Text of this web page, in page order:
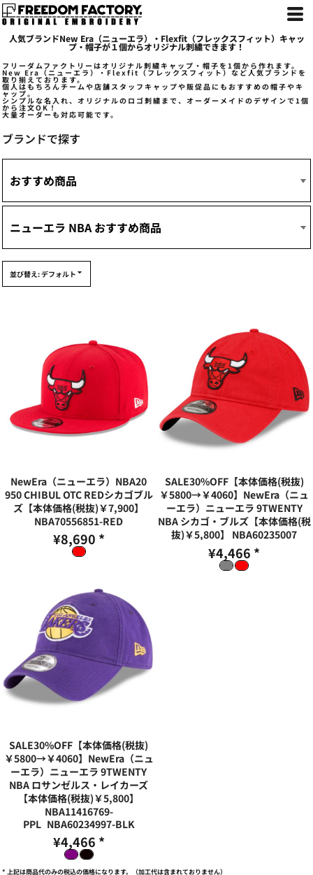
人気ブランドNew Era（ニューエラ）・Flexfit（フレックスフィット）キャッ
プ・帽子が１個からオリジナル刺繍できます！
フリーダムファクトリーはオリジナル刺繍キャップ・帽子を1個から作れます。
New Era（ニューエラ）・Flexfit（フレックスフィット）など人気ブランドを
取り揃えております。
個人はもちろんチームや店舗スタッフキャップや販促品にもおすすめの帽子やキ
ャップ。
シンプルな名入れ、オリジナルのロゴ刺繍まで、オーダーメイドのデザインで1個
から注文OK！
大量オーダーも対応可能です。
ブランドで探す
並び替え: デフォルト
NewEra（ニューエラ）NBA20
950 CHIBUL OTC REDシカゴブル
ズ【本体価格(税抜)￥7,900】
NBA70556851-RED
¥8,690 *
SALE30%OFF【本体価格(税抜)
￥5800→￥4060】NewEra（ニュ
ーエラ）ニューエラ 9TWENTY
NBA シカゴ・ブルズ【本体価格(税
抜)￥5,800】
NBA60235007
¥4,466 *
SALE30%OFF【本体価格(税抜)
￥5800→￥4060】NewEra（ニュ
ーエラ）ニューエラ 9TWENTY
NBA ロサンゼルス・レイカーズ
【本体価格(税抜)￥5,800】
NBA11416769-
PPL_NBA60234997-BLK
¥4,466 *
* 上記は商品代のみの税込の価格になります。（加工代は含まれておりません）
デフォルト
価格：安い順
価格：高い順